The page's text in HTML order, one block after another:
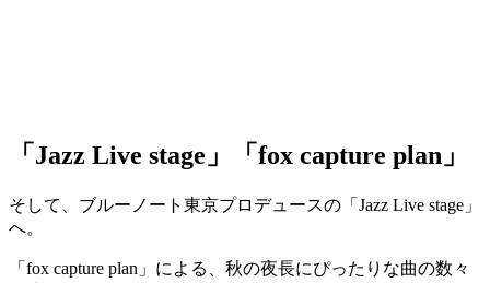
「Jazz Live stage」「fox capture plan」
そして、ブルーノート東京プロデュースの「Jazz Live stage」
へ。
「fox capture plan」による、秋の夜長にぴったりな曲の数々